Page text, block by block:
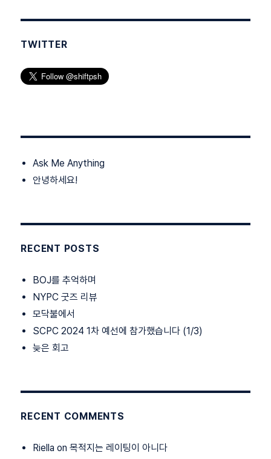
TWITTER
Ask Me Anything
안녕하세요!
RECENT POSTS
BOJ를 추억하며
NYPC 굿즈 리뷰
모닥불에서
SCPC 2024 1차 예선에 참가했습니다 (1/3)
늦은 회고
RECENT COMMENTS
Riella on목적지는 레이팅이 아니다